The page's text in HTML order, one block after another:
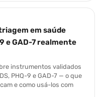
em saúde
e GAD-7 realmente
instrumentos validados
PHQ-9 e GAD-7 — o que
e como usá-los com